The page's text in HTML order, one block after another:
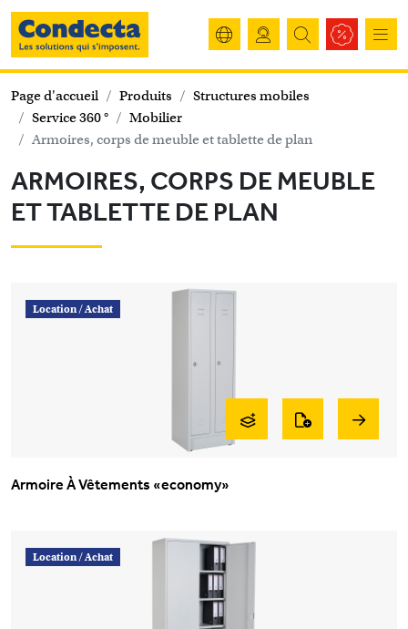
Page d'accueil Produits
Structures mobiles
Service 360 °
Mobilier
Armoires, corps de meuble et tablette de plan
ARMOIRES, CORPS DE MEUBLE
ET TABLETTE DE PLAN
Location /Achat
Armoire À Vêtements «economy»
Location /Achat